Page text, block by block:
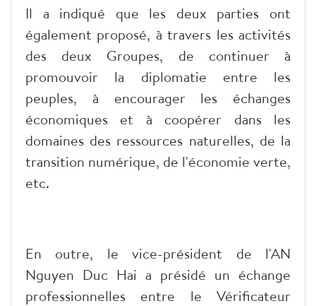
Il a indiqué que les deux parties ont
également proposé, à travers les activités
des deux Groupes, de continuer à
promouvoir la diplomatie entre les
peuples, à encourager les échanges
économiques et à coopérer dans les
domaines des ressources naturelles, de la
transition numérique, de l'économie verte,
etc.
En outre, le vice-président de l'AN
Nguyen Duc Hai a présidé un échange
professionnelles entre le Vérificateur